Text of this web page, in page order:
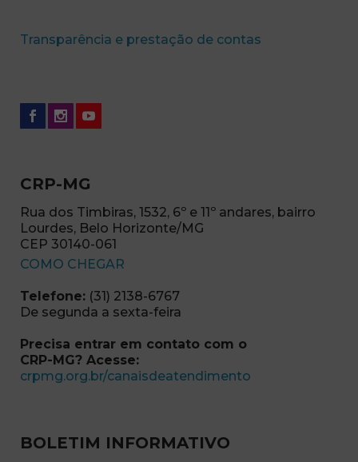
Transparência e prestação de contas
CRP-MG
Rua dos Timbiras, 1532, 6º e 11º andares, bairro
Lourdes, Belo Horizonte/MG
CEP 30140-061
COMO CHEGAR
Telefone: (31) 2138-6767
De segunda a sexta-feira
Precisa entrar em contato com o
CRP-MG? Acesse:
crpmg.org.br/canaisdeatendimento
BOLETIM INFORMATIVO